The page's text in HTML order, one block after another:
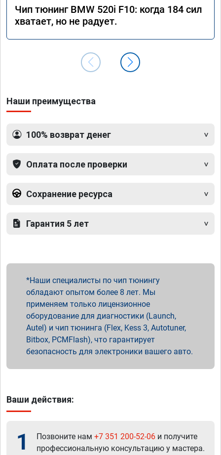
Чип тюнинг BMW 520i F10: когда 184 сил
хватает, но не радует.
Наши преимущества
100% возврат денег
Оплата после проверки
Сохранение ресурса
Гарантия 5 лет
Наши специалисты по чип тюнингу
обладают опытом более 8 лет. Мы
применяем только лицензионное
оборудование для диагностики (Launch,
Autel) и чип тюнинга (Flex, Kess 3, Autotuner,
Bitbox, PCMFlash), что гарантирует
безопасность для электроники вашего авто.
Ваши действия:
1 Позвоните нам +7 351 200-52-06 и получите
профессиональную консультацию у мастера.